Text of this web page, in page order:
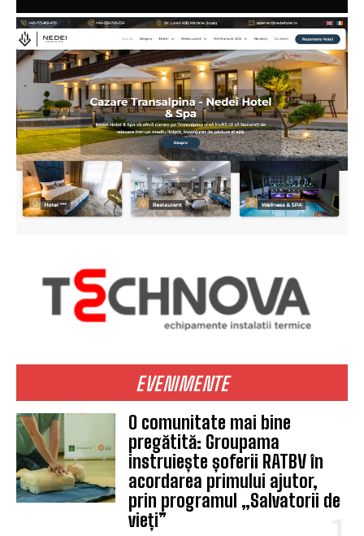
EVENIMENTE
O comunitate mai bine
pregătită: Groupama
instruiește șoferii RATBV în
acordarea primului ajutor,
prin programul „Salvatorii de
vieți”